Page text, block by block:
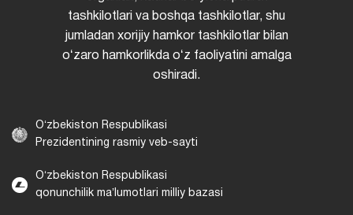
tashkilotlari va boshqa tashkilotlar, shu
jumladan xorijiy hamkor tashkilotlar bilan
oʻzaro hamkorlikda oʻz faoliyatini amalga
oshiradi.
Oʻzbekiston Respublikasi
Prezidentining rasmiy veb-sayti
Oʻzbekiston Respublikasi
qonunchilik maʼlumotlari milliy bazasi